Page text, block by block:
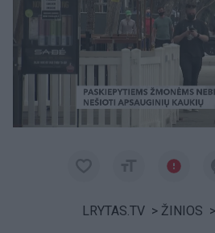
LRYTAS.TV > ŽINIOS >